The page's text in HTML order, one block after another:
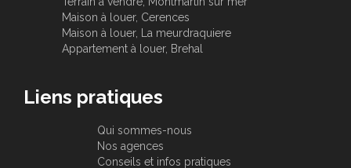
Maison à louer, Cerences
Maison à louer, La meurdraquiere
Appartement à louer, Brehal
Liens pratiques
Qui sommes-nous
Nos agences
Conseils et infos pratiques